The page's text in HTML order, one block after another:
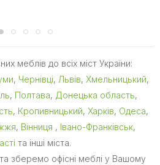
меблів до всіх міст України:
, Чернівці, Львів, Хмельницький,
, Полтава, Донецька область,
, Кропивницький, Харків, Одеса,
, Вінниця , Івано-Франківськ,
та інші міста.
зберемо офісні меблі у Вашому